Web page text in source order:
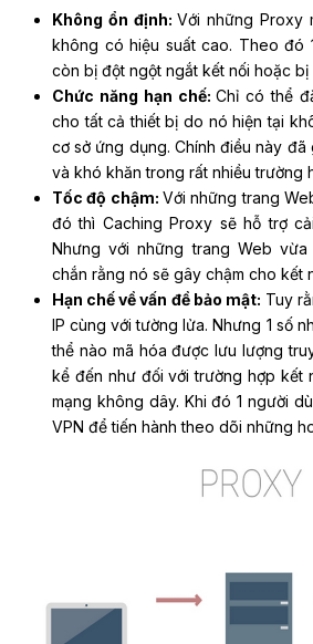
Không ổn định:Với những Proxy
không có hiệu suất cao. Theo đó
còn bị đột ngột ngắt kết nối hoặc
Chức năng hạn chế:Chỉ có thể
cho tất cả thiết bị do nó hiện tại
cơ sở ứng dụng. Chính điều này
và khó khăn trong rất nhiều trường
Tốc độ chậm:Với những trang
đó thì Caching Proxy sẽ hỗ trợ
Nhưng với những trang Web
chắn rằng nó sẽ gây chậm cho kết
Hạn chế về vấn đề bảo mật: Tuy
IP cùng với tường lửa. Nhưng 1 số
thể nào mã hóa được lưu lượng
kể đến như đối với trường hợp kết
mạng không dây. Khi đó 1 người
VPN để tiến hành theo dõi những